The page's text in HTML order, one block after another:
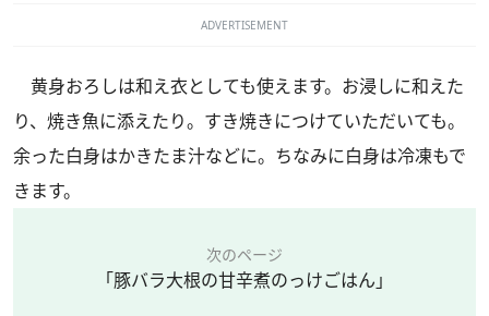
ADVERTISEMENT
黄身おろしは和え衣としても使えます。お浸しに和えた
り、焼き魚に添えたり。すき焼きにつけていただいても。
余った白身はかきたま汁などに。ちなみに白身は冷凍もで
きます。
次のページ
「豚バラ大根の甘辛煮のっけごはん」